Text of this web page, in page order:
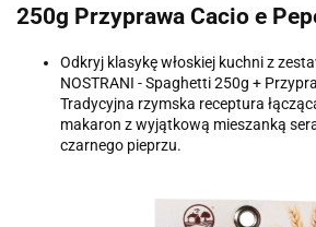
250g Przyprawa Cacio e
Odkryj klasykę włoskiej kuchni z
NOSTRANI - Spaghetti 250g +
Tradycyjna rzymska receptura
makaron z wyjątkową mieszanką
czarnego pieprzu.